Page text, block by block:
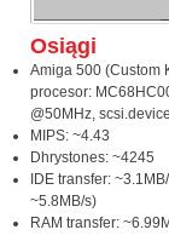
Osiągi
Amiga 500 (Custom
procesor:
@50MHz,
MIPS: ~4.43
Dhrystones: ~4245
IDE transfer:
~5.8MB/s)
RAM transfer: